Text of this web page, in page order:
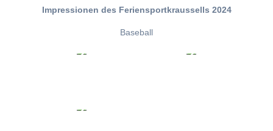
Impressionen des Feriensportkraussells 2024
Baseball